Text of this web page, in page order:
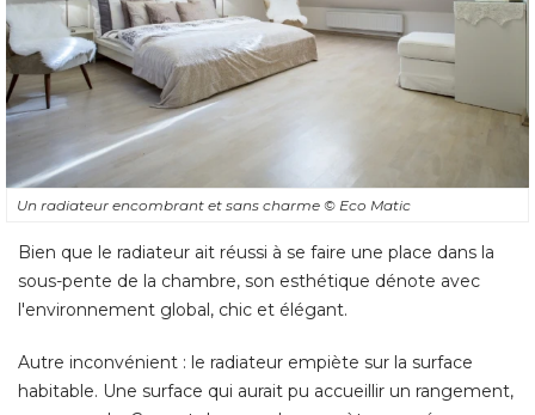
Un radiateur encombrant et sans charme © Eco Matic
Bien que le radiateur ait réussi à se faire une place dans la
sous-pente de la chambre, son esthétique dénote avec
l'environnement global, chic et élégant.
Autre inconvénient : le radiateur empiète sur la surface
habitable. Une surface qui aurait pu accueillir un rangement,